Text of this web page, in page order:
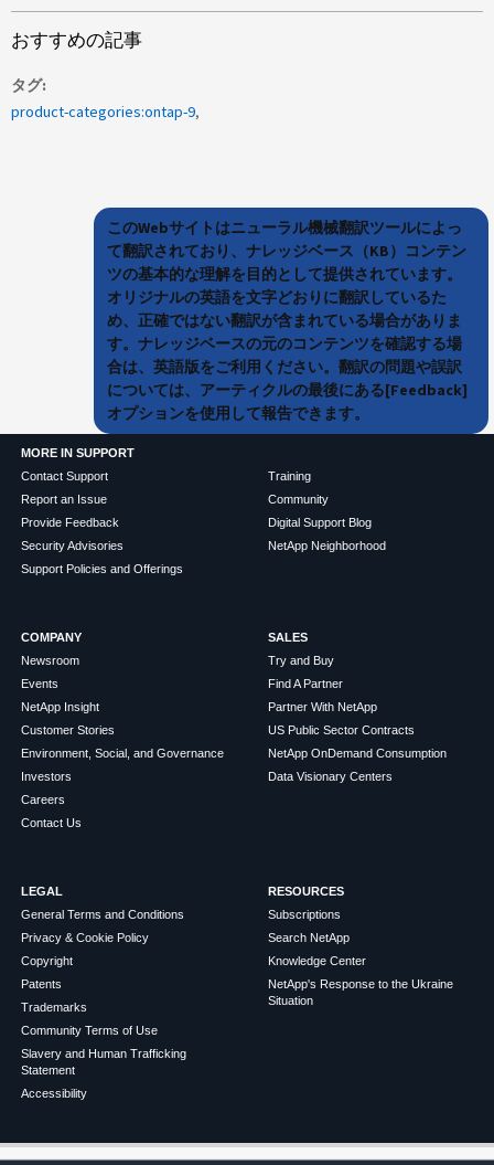
おすすめの記事
タグ
product-categories:ontap-9
このWebサイトはニューラル機械翻訳ツールによっ
て翻訳されており、ナレッジベース（KB）コンテン
ツの基本的な理解を目的として提供されています。
オリジナルの英語を文字どおりに翻訳しているた
め、正確ではない翻訳が含まれている場合がありま
す。ナレッジベースの元のコンテンツを確認する場
合は、英語版をご利用ください。翻訳の問題や誤訳
については、アーティクルの最後にある[Feedback]
オプションを使用して報告できます。
MORE IN SUPPORT
Contact Support
Report an Issue
Provide Feedback
Security Advisories
Support Policies and Offerings
Training
Community
Digital Support Blog
NetApp Neighborhood
COMPANY
Newsroom
Events
NetApp Insight
Customer Stories
Environment, Social, and Governance
Investors
Careers
Contact Us
SALES
Try and Buy
Find A Partner
Partner With NetApp
US Public Sector Contracts
NetApp OnDemand Consumption
Data Visionary Centers
LEGAL
General Terms and Conditions
Privacy & Cookie Policy
Copyright
Patents
Trademarks
Community Terms of Use
Slavery and Human Trafficking
Statement
Accessibility
RESOURCES
Subscriptions
Search NetApp
Knowledge Center
NetApp's Response to the Ukraine
Situation